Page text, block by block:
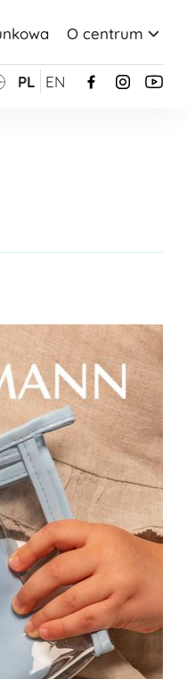
O centrum
PL EN